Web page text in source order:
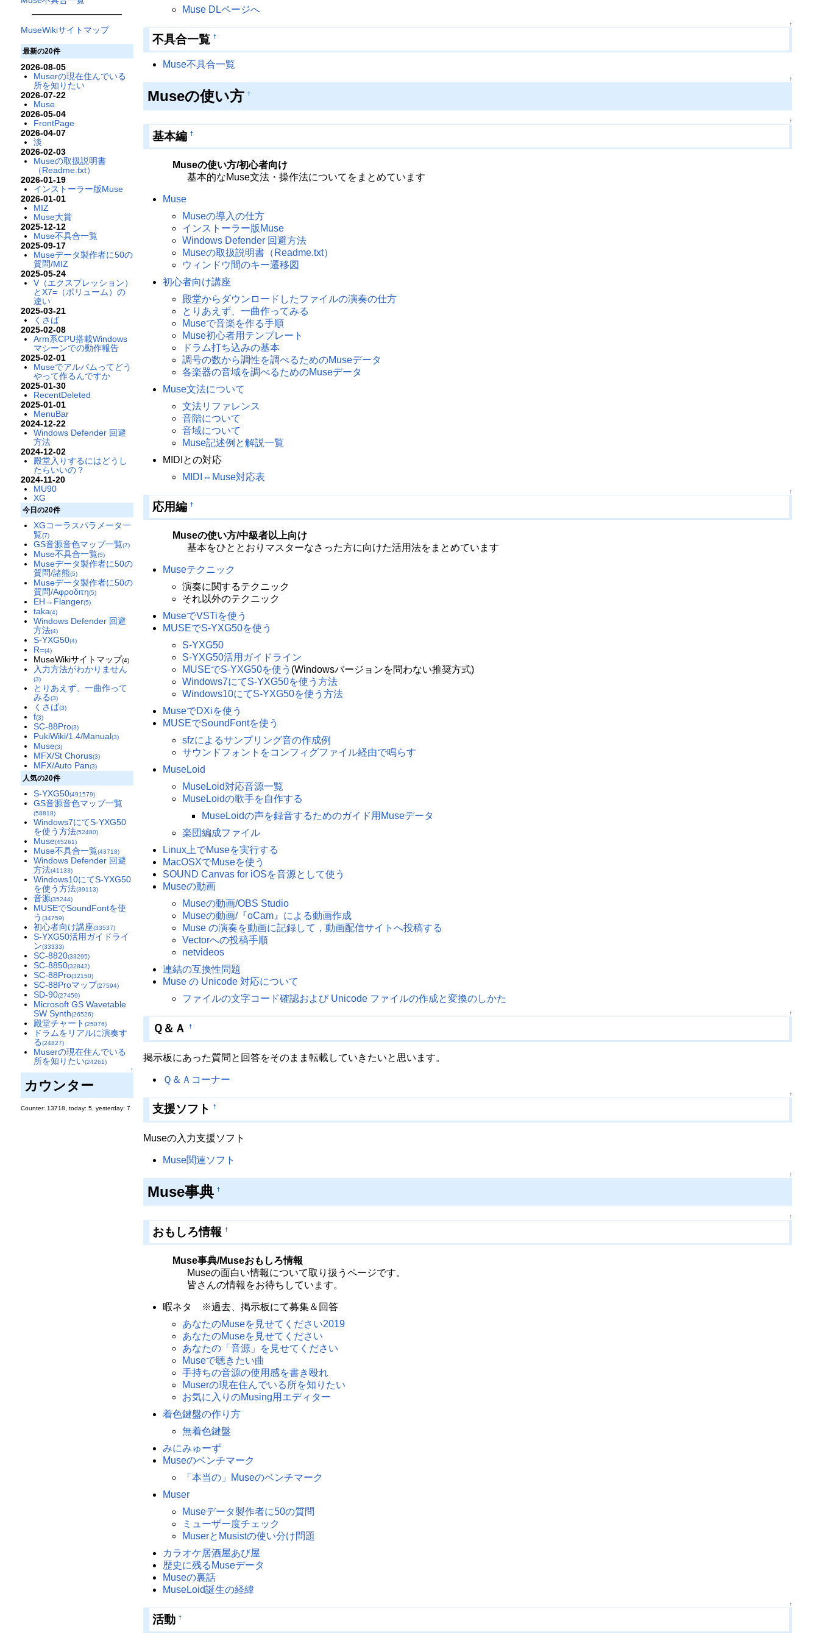
MuseWikiサイトマップ
最新の20件
2026-08-05
Muserの現在住んでいる
所を知りたい
2026-07-22
Muse
2026-05-04
FrontPage
2026-04-07
淡
2026-02-03
Museの取扱説明書
（Readme.txt）
2026-01-19
インストーラー版Muse
2026-01-01
MIZ
Muse大賞
2025-12-12
Muse不具合一覧
2025-09-17
Museデータ製作者に50の
質問/MIZ
2025-05-24
V（エクスプレッション）
とX7=（ボリューム）の
違い
2025-03-21
くさば
2025-02-08
Arm系CPU搭載Windows
マシーンでの動作報告
2025-02-01
Museでアルバムってどう
やって作るんですか
2025-01-30
RecentDeleted
2025-01-01
MenuBar
2024-12-22
Windows Defender 回避
方法
2024-12-02
殿堂入りするにはどうし
たらいいの？
2024-11-20
MU90
XG
今日の20件
XGコーラスパラメータ一
覧(7)
GS音源音色マップ一覧(7)
Muse不具合一覧(5)
Museデータ製作者に50の
質問/諸熊(5)
Museデータ製作者に50の
質問/Αφροδιτη(5)
EH→Flanger(5)
taka(4)
Windows Defender 回避
方法(4)
S-YXG50(4)
R=(4)
MuseWikiサイトマップ(4)
入力方法がわかりません
(3)
とりあえず、一曲作って
みる(3)
くさば(3)
f(3)
SC-88Pro(3)
PukiWiki/1.4/Manual(3)
Muse(3)
MFX/St Chorus(3)
MFX/Auto Pan(3)
人気の20件
S-YXG50(491579)
GS音源音色マップ一覧
(58818)
Windows7にてS-YXG50
を使う方法(52480)
Muse(45261)
Muse不具合一覧(43718)
Windows Defender 回避
方法(41133)
Windows10にてS-YXG50
を使う方法(39113)
音源(35244)
MUSEでSoundFontを使
う(34759)
初心者向け講座(33537)
S-YXG50活用ガイドライ
ン(33333)
SC-8820(33295)
SC-8850(32842)
SC-88Pro(32150)
SC-88Proマップ(27594)
SD-90(27459)
Microsoft GS Wavetable
SW Synth(26526)
殿堂チャート(25076)
ドラムをリアルに演奏す
る(24827)
Muserの現在住んでいる
所を知りたい(24261)
↑
カウンター
Counter: 13718, today: 5, yesterday: 7
Muse DLページへ
↑
不具合一覧 †
Muse不具合一覧
↑
Museの使い方 †
↑
基本編 †
Museの使い方/初心者向け
基本的なMuse文法・操作法についてをまとめています
Muse
Museの導入の仕方
インストーラー版Muse
Windows Defender 回避方法
Museの取扱説明書（Readme.txt）
ウィンドウ間のキー遷移図
初心者向け講座
殿堂からダウンロードしたファイルの演奏の仕方
とりあえず、一曲作ってみる
Museで音楽を作る手順
Muse初心者用テンプレート
ドラム打ち込みの基本
調号の数から調性を調べるためのMuseデータ
各楽器の音域を調べるためのMuseデータ
Muse文法について
文法リファレンス
音階について
音域について
Muse記述例と解説一覧
MIDIとの対応
MIDI⇔Muse対応表
↑
応用編 †
Museの使い方/中級者以上向け
基本をひととおりマスターなさった方に向けた活用法をまとめています
Museテクニック
演奏に関するテクニック
それ以外のテクニック
MuseでVSTiを使う
MUSEでS-YXG50を使う
S-YXG50
S-YXG50活用ガイドライン
MUSEでS-YXG50を使う (Windowsバージョンを問わない推奨方式)
Windows7にてS-YXG50を使う方法
Windows10にてS-YXG50を使う方法
MuseでDXiを使う
MUSEでSoundFontを使う
sfzによるサンプリング音の作成例
サウンドフォントをコンフィグファイル経由で鳴らす
MuseLoid
MuseLoid対応音源一覧
MuseLoidの歌手を自作する
MuseLoidの声を録音するためのガイド用Museデータ
楽団編成ファイル
Linux上でMuseを実行する
MacOSXでMuseを使う
SOUND Canvas for iOSを音源として使う
Museの動画
Museの動画/OBS Studio
Museの動画/『oCam』による動画作成
Muse の演奏を動画に記録して，動画配信サイトへ投稿する
Vectorへの投稿手順
netvideos
連結の互換性問題
Muse の Unicode 対応について
ファイルの文字コード確認および Unicode ファイルの作成と変換のしかた
↑
Ｑ＆Ａ †
掲示板にあった質問と回答をそのまま転載していきたいと思います。
Ｑ＆Ａコーナー
↑
支援ソフト †
Museの入力支援ソフト
Muse関連ソフト
↑
Muse事典 †
↑
おもしろ情報 †
Muse事典/Museおもしろ情報
Museの面白い情報について取り扱うページです。
皆さんの情報をお待ちしています。
暇ネタ ※過去、掲示板にて募集＆回答
あなたのMuseを見せてください2019
あなたのMuseを見せてください
あなたの「音源」を見せてください
Museで聴きたい曲
手持ちの音源の使用感を書き殴れ
Muserの現在住んでいる所を知りたい
お気に入りのMusing用エディター
着色鍵盤の作り方
無着色鍵盤
みにみゅーず
Museのベンチマーク
「本当の」Museのベンチマーク
Muser
Museデータ製作者に50の質問
ミューザー度チェック
MuserとMusistの使い分け問題
カラオケ居酒屋あび屋
歴史に残るMuseデータ
Museの裏話
MuseLoid誕生の経緯
↑
活動 †